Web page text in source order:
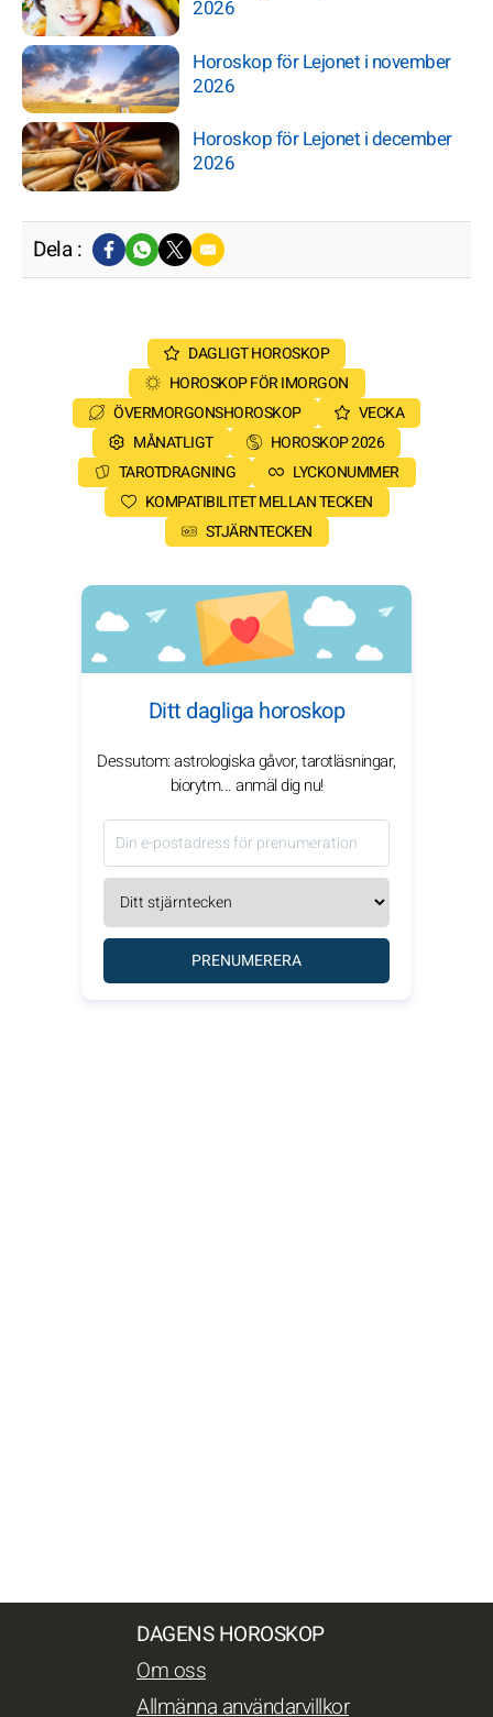
2026
Horoskop för Lejonet i november
2026
Horoskop för Lejonet i december
2026
Dela :
DAGLIGT HOROSKOP
HOROSKOP FÖR IMORGON
ÖVERMORGONSHOROSKOP
VECKA
MÅNATLIGT
HOROSKOP 2026
TAROTDRAGNING
LYCKONUMMER
KOMPATIBILITET MELLAN TECKEN
STJÄRNTECKEN
Ditt dagliga horoskop
Dessutom: astrologiska gåvor, tarotläsningar,
biorytm... anmäl dig nu!
PRENUMERERA
DAGENS HOROSKOP
Om oss
Allmänna användarvillkor